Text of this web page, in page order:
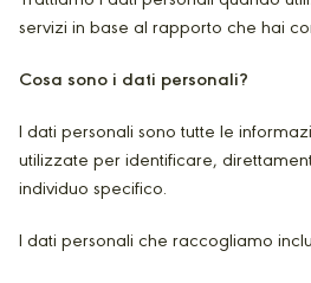
servizi in base al rapporto che hai
Cosa sono i dati personali?
I dati personali sono tutte le
utilizzate per identificare,
individuo specifico.
I dati personali che raccogliamo